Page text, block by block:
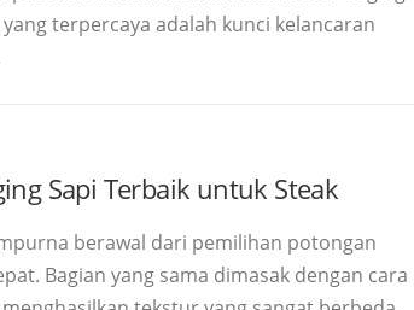
yang terpercaya adalah kunci kelancaran
Sapi Terbaik untuk Steak
berawal dari pemilihan potongan
Bagian yang sama dimasak dengan cara